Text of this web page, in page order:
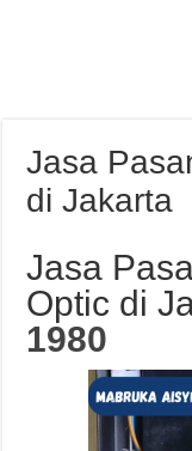
Jasa
di Jakarta
Jasa
Optic di
1980